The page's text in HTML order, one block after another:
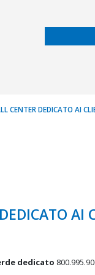
CENTER DEDICATO AI
AI
dedicato